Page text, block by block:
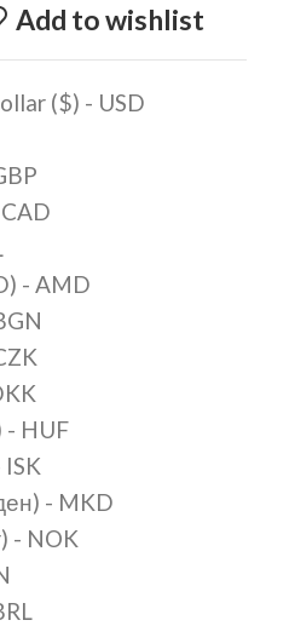
Add to wishlist
($) - USD
- AMD
- HUF
- MKD
- NOK